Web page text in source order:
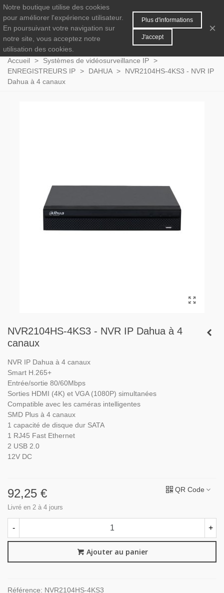
0 MENU
Accueil > Systèmes de vidéosurveillance IP >
ENREGISTREURS IP > DAHUA >
NVR2104HS-4KS3 - NVR IP
Dahua à 4 canaux
NVR2104HS-4KS3 - NVR IP Dahua à 4
canaux
NVR IP Dahua à 4 canaux
Smart H.265+
Entrée/sortie 80/60Mbps
Sorties HDMI (4K) et VGA (1080P) simultanées
Compatible avec les caméras intelligentes
SMD Plus à 4 canaux
1 capacité de disque dur SATA
1 RJ45 Fast Ethernet
2 USB 2.0
12V DC
92,25 €
Livré en 2 à 4 jours
QR Code
- +
Ajouter au panier
Référence: NVR2104HS-4KS3
Notre boutique utilise des cookies
pour améliorer l'expérience utilisateur.
En poursuivant votre navigation sur
notre site, vous acceptez notre
utilisation des cookies.
Plus d'informations
J'accept
×